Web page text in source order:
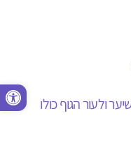
פתח סרגל נגישות